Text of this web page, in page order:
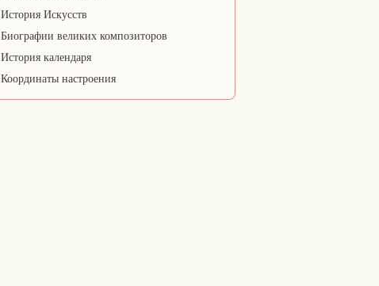
История Искусств
Биографии великих композиторов
История календаря
Координаты настроения